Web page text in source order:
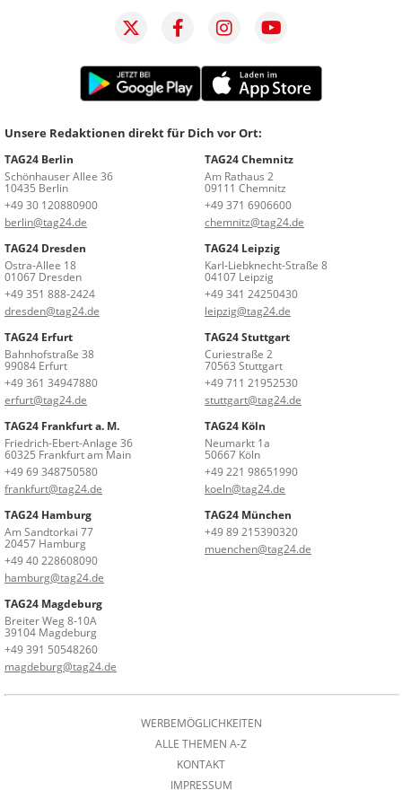
Unsere Redaktionen direkt für Dich vor Ort:
TAG24 Berlin
Schönhauser Allee 36
10435 Berlin
+49 30 120880900
berlin@tag24.de
TAG24 Chemnitz
Am Rathaus 2
09111 Chemnitz
+49 371 6906600
chemnitz@tag24.de
TAG24 Dresden
Ostra-Allee 18
01067 Dresden
+49 351 888-2424
dresden@tag24.de
TAG24 Leipzig
Karl-Liebknecht-Straße 8
04107 Leipzig
+49 341 24250430
leipzig@tag24.de
TAG24 Erfurt
Bahnhofstraße 38
99084 Erfurt
+49 361 34947880
erfurt@tag24.de
TAG24 Stuttgart
Curiestraße 2
70563 Stuttgart
+49 711 21952530
stuttgart@tag24.de
TAG24 Frankfurt a. M.
Friedrich-Ebert-Anlage 36
60325 Frankfurt am Main
+49 69 348750580
frankfurt@tag24.de
TAG24 Köln
Neumarkt 1a
50667 Köln
+49 221 98651990
koeln@tag24.de
TAG24 Hamburg
Am Sandtorkai 77
20457 Hamburg
+49 40 228608090
hamburg@tag24.de
TAG24 München
+49 89 215390320
muenchen@tag24.de
TAG24 Magdeburg
Breiter Weg 8-10A
39104 Magdeburg
+49 391 50548260
magdeburg@tag24.de
WERBEMÖGLICHKEITEN
ALLE THEMEN A-Z
KONTAKT
IMPRESSUM